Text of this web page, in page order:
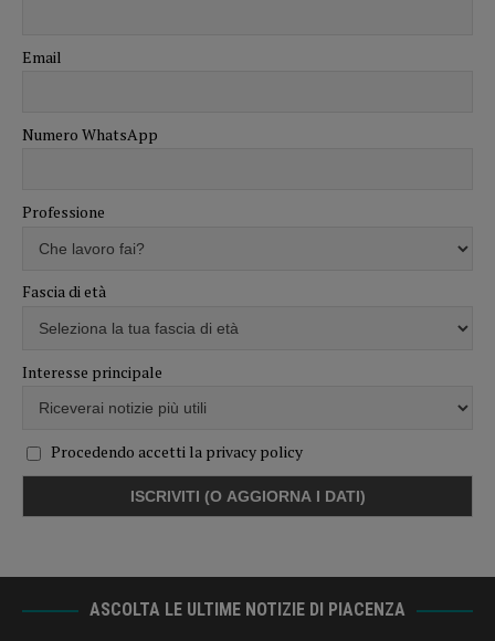
Email
Numero WhatsApp
Professione
Fascia di età
Interesse principale
Procedendo accetti la privacy policy
ASCOLTA LE ULTIME NOTIZIE DI PIACENZA